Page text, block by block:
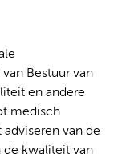
Bestuur van
en andere
medisch
van de
de kwaliteit van